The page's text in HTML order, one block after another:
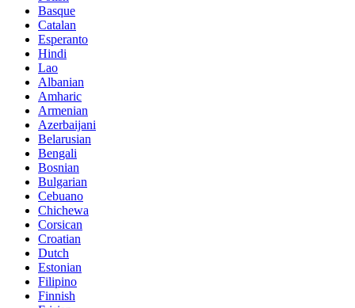
Basque
Catalan
Esperanto
Hindi
Lao
Albanian
Amharic
Armenian
Azerbaijani
Belarusian
Bengali
Bosnian
Bulgarian
Cebuano
Chichewa
Corsican
Croatian
Dutch
Estonian
Filipino
Finnish